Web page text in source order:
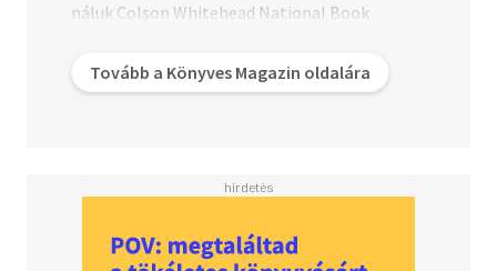
náluk Colson Whitehead National Book
vasút, Michael Chabon Ragyog a holdja, Sarah
Perry Az essexi kígyó című történelmi regénye
tulajdonosát kérdeztük.
Tovább a Könyves Magazin oldalára